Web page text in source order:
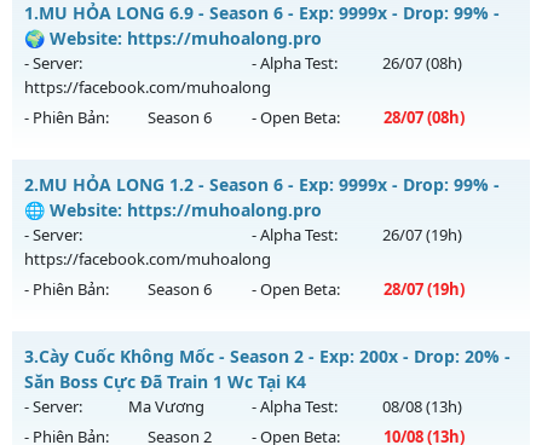
1.MU HỎA LONG 6.9 - Season 6 - Exp: 9999x - Drop: 99% -
🌍 Website: https://muhoalong.pro
- Server:
https://facebook.com/muhoalong
- Alpha Test: 26/07(08h)
- Phiên Bản: Season 6 - Open Beta: 28/07(08h)
MU HỎA LONG 6.9 - 🌍 Website: https://muhoalong.pro
Mu mới ra tháng 07 2026 - Mở máy chủ
https://facebook.com/muhoalongvào 08h ngày
28/07/2626
Exp: 9999x - Drop: 99%
Thể loại: Mu Nguyên bản Webzen
Antihack: Xshiel
2.MU HỎA LONG 1.2 - Season 6 - Exp: 9999x - Drop: 99% -
🌐 Website: https://muhoalong.pro
- Server:
https://facebook.com/muhoalong
- Alpha Test: 26/07(19h)
- Phiên Bản: Season 6 - Open Beta: 28/07(19h)
MU HỎA LONG 1.2 - 🌐 Website: https://muhoalong.pro
Mu mới ra tháng 07 2026 - Mở máy chủ
https://facebook.com/muhoalongvào 19h ngày
28/07/2626
3.Cày Cuốc Không Mốc - Season 2 - Exp: 200x - Drop: 20% -
Săn Boss Cực Đã Train 1 Wc Tại K4
- Server: Ma Vương - Alpha Test: 08/08(13h)
- Phiên Bản:
Season 2 - Open Beta: 10/08(13h)